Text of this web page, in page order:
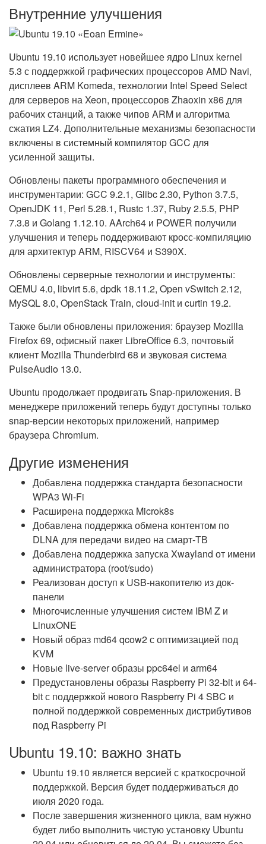
Внутренние улучшения
Ubuntu 19.10 использует новейшее ядро Linux kernel
5.3 с поддержкой графических процессоров AMD Navi,
дисплеев ARM Komeda, технологии Intel Speed Select
для серверов на Xeon, процессоров Zhaoxin x86 для
рабочих станций, а также чипов ARM и алгоритма
сжатия LZ4. Дополнительные механизмы безопасности
включены в системный компилятор GCC для
усиленной защиты.
Обновлены пакеты программного обеспечения и
инструментарии: GCC 9.2.1, Glibc 2.30, Python 3.7.5,
OpenJDK 11, Perl 5.28.1, Rustc 1.37, Ruby 2.5.5, PHP
7.3.8 и Golang 1.12.10. AArch64 и POWER получили
улучшения и теперь поддерживают кросс-компиляцию
для архитектур ARM, RISCV64 и S390X.
Обновлены серверные технологии и инструменты:
QEMU 4.0, libvirt 5.6, dpdk 18.11.2, Open vSwitch 2.12,
MySQL 8.0, OpenStack Train, cloud-init и curtin 19.2.
Также были обновлены приложения: браузер Mozilla
Firefox 69, офисный пакет LibreOffice 6.3, почтовый
клиент Mozilla Thunderbird 68 и звуковая система
PulseAudio 13.0.
Ubuntu продолжает продвигать Snap-приложения. В
менеджере приложений теперь будут доступны только
snap-версии некоторых приложений, например
браузера Chromium.
Другие изменения
Добавлена поддержка стандарта безопасности
WPA3 Wi-Fi
Расширена поддержка Microk8s
Добавлена поддержка обмена контентом по
DLNA для передачи видео на смарт-ТВ
Добавлена поддержка запуска Xwayland от имени
администратора (root/sudo)
Реализован доступ к USB-накопителю из док-
панели
Многочисленные улучшения систем IBM Z и
LinuxONE
Новый образ md64 qcow2 с оптимизацией под
KVM
Новые live-server образы ppc64el и arm64
Предустановлены образы Raspberry Pi 32-bit и 64-
bit с поддержкой нового Raspberry Pi 4 SBC и
полной поддержкой современных дистрибутивов
под Raspberry Pi
Ubuntu 19.10: важно знать
Ubuntu 19.10 является версией с краткосрочной
поддержкой. Версия будет поддерживаться до
июля 2020 года.
После завершения жизненного цикла, вам нужно
будет либо выполнить чистую установку Ubuntu